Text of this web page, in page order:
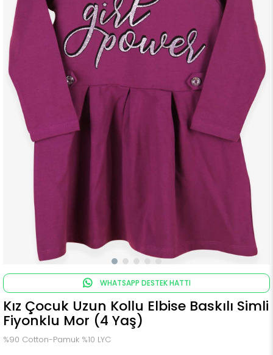
WHATSAPP DESTEK HATTI
Kız Çocuk Uzun Kollu Elbise Baskılı Simli
Fiyonklu Mor (4 Yaş)
%90 Cotton-Pamuk %10 LYC